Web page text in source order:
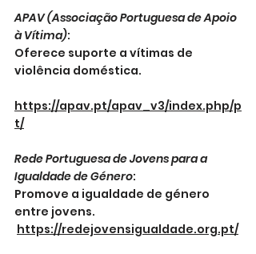
APAV (Associação Portuguesa de Apoio
à Vítima):
Oferece suporte a vítimas de
violência doméstica.
https://apav.pt/apav_v3/index.php/p
t/
Rede Portuguesa de Jovens para a
Igualdade de Género:
Promove a igualdade de género
entre jovens.
https://redejovensigualdade.org.pt/